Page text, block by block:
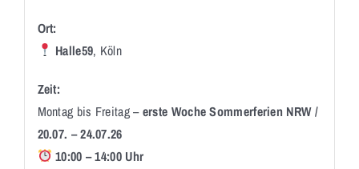
Ort:
Halle59, Köln
Zeit:
Montag bis Freitag –erste Woche Sommerferien NRW /
20.07. – 24.07.26
10:00 – 14:00 Uhr